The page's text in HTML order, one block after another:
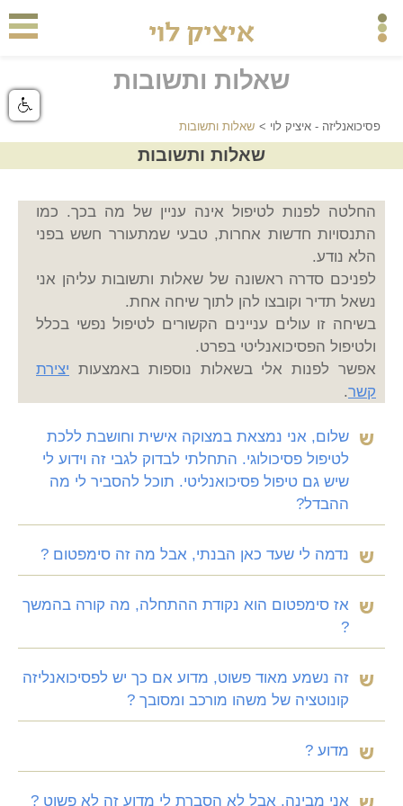
שאלות ותשובות
פסיכואנליזה - איציק לוי > שאלות ותשובות
שאלות ותשובות
החלטה לפנות לטיפול אינה עניין של מה בכך. כמו
התנסויות חדשות אחרות, טבעי שמתעורר חשש בפני
הלא נודע.
לפניכם סדרה ראשונה של שאלות ותשובות עליהן אני
נשאל תדיר וקובצו להן לתוך שיחה אחת.
בשיחה זו עולים עניינים הקשורים לטיפול נפשי בכלל
ולטיפול הפסיכואנליטי בפרט.
אפשר לפנות אלי בשאלות נוספות באמצעות יצירת
קשר.
שלום, אני נמצאת במצוקה אישית וחושבת ללכת
לטיפול פסיכולוגי. התחלתי לבדוק לגבי זה וידוע לי
שיש גם טיפול פסיכואנליטי. תוכל להסביר לי מה
ההבדל?
נדמה לי שעד כאן הבנתי, אבל מה זה סימפטום ?
אז סימפטום הוא נקודת ההתחלה, מה קורה בהמשך
?
זה נשמע מאוד פשוט, מדוע אם כך יש לפסיכואנליזה
קונוטציה של משהו מורכב ומסובך ?
מדוע ?
אני מבינה, אבל לא הסברת לי מדוע זה לא פשוט ?